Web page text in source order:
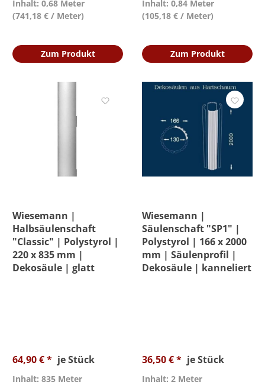
Inhalt: 0,68 Meter
(741,18 € / Meter)
Zum Produkt
Inhalt: 0,84 Meter
(105,18 € / Meter)
Zum Produkt
Wiesemann |
Halbsäulenschaft
"Classic" | Polystyrol |
220 x 835 mm |
Dekosäule | glatt
64,90 € * je Stück
Inhalt: 835 Meter
Wiesemann |
Säulenschaft "SP1" |
Polystyrol | 166 x 2000
mm | Säulenprofil |
Dekosäule | kanneliert
36,50 € * je Stück
Inhalt: 2 Meter